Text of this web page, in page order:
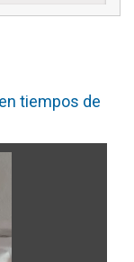
tiempos de